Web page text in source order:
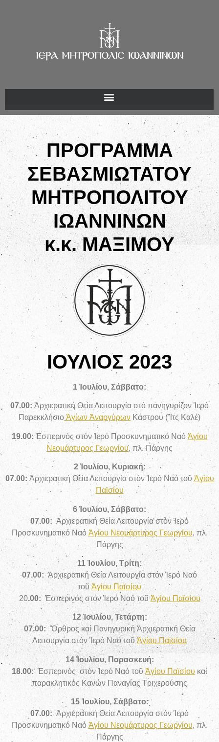
ΠΡΟΓΡΑΜΜΑ
ΣΕΒΑΣΜΙΩΤΑΤΟΥ
ΜΗΤΡΟΠΟΛΙΤΟΥ
ΙΩΑΝΝΙΝΩΝ
κ.κ. ΜΑΞΙΜΟΥ
ΙΟΥΛΙΟΣ 2023
1 Ἰουλίου, Σάββατο:
07.00: Ἀρχιερατική Θεία Λειτουργία στό πανηγυρίζον Ἱερό
Παρεκκλήσιο Ἁγίων Ἀναργύρων Κάστρου (Ἴτς Καλέ)
19.00: Ἑσπερινός στόν Ἱερό Προσκυνηματικό Ναό Ἁγίου
Νεομάρτυρος Γεωργίου, πλ. Πάργης
2 Ἰουλίου, Κυριακή:
07.00: Ἀρχιερατική Θεία Λειτουργία στόν Ἱερό Ναό τοῦ Ἁγίου
Παϊσίου
6 Ἰουλίου, Σάββατο:
07.00: Ἀρχιερατική Θεία Λειτουργίαστόν Ἱερό
Προσκυνηματικό Ναό Ἁγίου Νεομάρτυρος Γεωργίου, πλ.
Πάργης
11 Ἰουλίου, Τρίτη:
07.00:Ἀρχιερατική Θεία Λειτουργίαστόν Ἱερό Ναό
τοῦ Ἁγίου Παϊσίου
20.00: Ἑσπερινός στόν Ἱερό Ναό τοῦἉγίου Παϊσίου
12 Ἰουλίου, Τετάρτη:
07.00: Ὄρθρος καί Πανηγυρική Ἀρχιερατική Θεία
Λειτουργίαστόν Ἱερό Ναό τοῦἉγίου Παϊσίου
14 Ἰουλίου, Παρασκευή:
18.00: Ἑσπερινός στόν Ἱερό Ναό τοῦἉγίου Παϊσίου καί
παρακλητικός Κανών Παναγίας Τριχερούσης
15 Ἰουλίου, Σάββατο:
07.00: Ἀρχιερατική Θεία Λειτουργία στόν Ἱερό
Προσκυνηματικό Ναό Ἁγίου Νεομάρτυρος Γεωργίου, πλ.
Πάργης